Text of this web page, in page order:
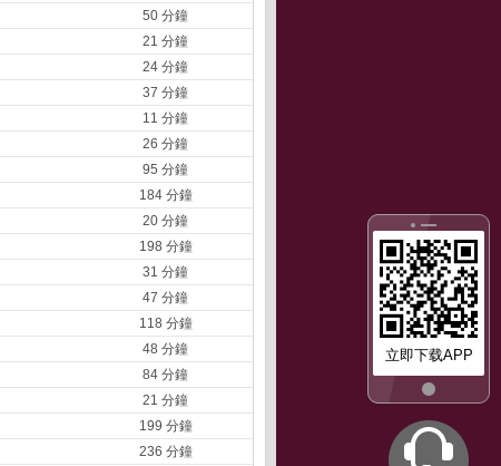
立即下载APP
50 分鐘
21 分鐘
24 分鐘
37 分鐘
11 分鐘
26 分鐘
95 分鐘
184 分鐘
20 分鐘
198 分鐘
31 分鐘
47 分鐘
118 分鐘
48 分鐘
84 分鐘
21 分鐘
199 分鐘
236 分鐘